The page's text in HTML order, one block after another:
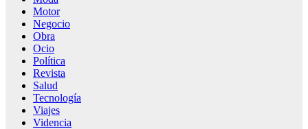
Motor
Negocio
Obra
Ocio
Política
Revista
Salud
Tecnología
Viajes
Videncia